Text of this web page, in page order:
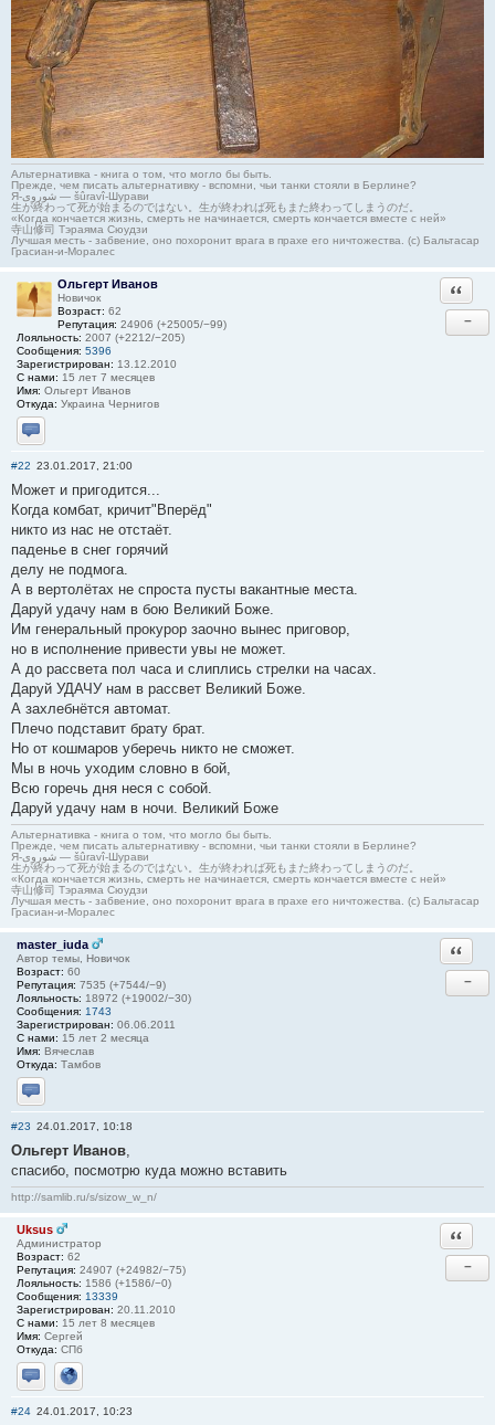
Альтернативка - книга о том, что могло бы быть.
Прежде, чем писать альтернативку - вспомни, чьи танки стояли в Берлине?
Я-شوروی — šûravî-Шурави
生が終わって死が始まるのではない。生が終われば死もまた終わってしまうのだ。
«Когда кончается жизнь, смерть не начинается, смерть кончается вместе с ней»
寺山修司 Тэраяма Сюудзи
Лучшая месть - забвение, оно похоронит врага в прахе его ничтожества. (с) Бальтасар
Грасиан-и-Моралес
Ольгерт Иванов
Новичок
Возраст: 62
Репутация: 24906 (+25005/−99)
Лояльность: 2007 (+2212/−205)
Сообщения: 5396
Зарегистрирован: 13.12.2010
С нами: 15 лет 7 месяцев
Имя: Ольгерт Иванов
Откуда: Украина Чернигов
Отправить личное сообщение
−
#22 23.01.2017, 21:00
Может и пригодится...
Когда комбат, кричит"Вперёд"
никто из нас не отстаёт.
паденье в снег горячий
делу не подмога.
А в вертолётах не спроста пусты вакантные места.
Даруй удачу нам в бою Великий Боже.
Им генеральный прокурор заочно вынес приговор,
но в исполнение привести увы не может.
А до рассвета пол часа и слиплись стрелки на часах.
Даруй УДАЧУ нам в рассвет Великий Боже.
А захлебнётся автомат.
Плечо подставит брату брат.
Но от кошмаров уберечь никто не сможет.
Мы в ночь уходим словно в бой,
Всю горечь дня неся с собой.
Даруй удачу нам в ночи. Великий Боже
Альтернативка - книга о том, что могло бы быть.
Прежде, чем писать альтернативку - вспомни, чьи танки стояли в Берлине?
Я-شوروی — šûravî-Шурави
生が終わって死が始まるのではない。生が終われば死もまた終わってしまうのだ。
«Когда кончается жизнь, смерть не начинается, смерть кончается вместе с ней»
寺山修司 Тэраяма Сюудзи
Лучшая месть - забвение, оно похоронит врага в прахе его ничтожества. (с) Бальтасар
Грасиан-и-Моралес
master_iuda
Автор темы, Новичок
Возраст: 60
Репутация: 7535 (+7544/−9)
Лояльность: 18972 (+19002/−30)
Сообщения: 1743
Зарегистрирован: 06.06.2011
С нами: 15 лет 2 месяца
Имя: Вячеслав
Откуда: Тамбов
Отправить личное сообщение
−
#23 24.01.2017, 10:18
Ольгерт Иванов
спасибо, посмотрю куда можно вставить
http://samlib.ru/s/sizow_w_n/
Uksus
Администратор
Возраст: 62
Репутация: 24907 (+24982/−75)
Лояльность: 1586 (+1586/−0)
Сообщения: 13339
Зарегистрирован: 20.11.2010
С нами: 15 лет 8 месяцев
Имя: Сергей
Откуда: СПб
Отправить личное сообщение
Сайт
−
#24 24.01.2017, 10:23